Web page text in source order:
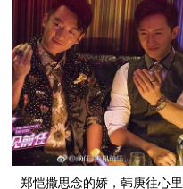
郑恺撒思念的娇，韩庚往心里